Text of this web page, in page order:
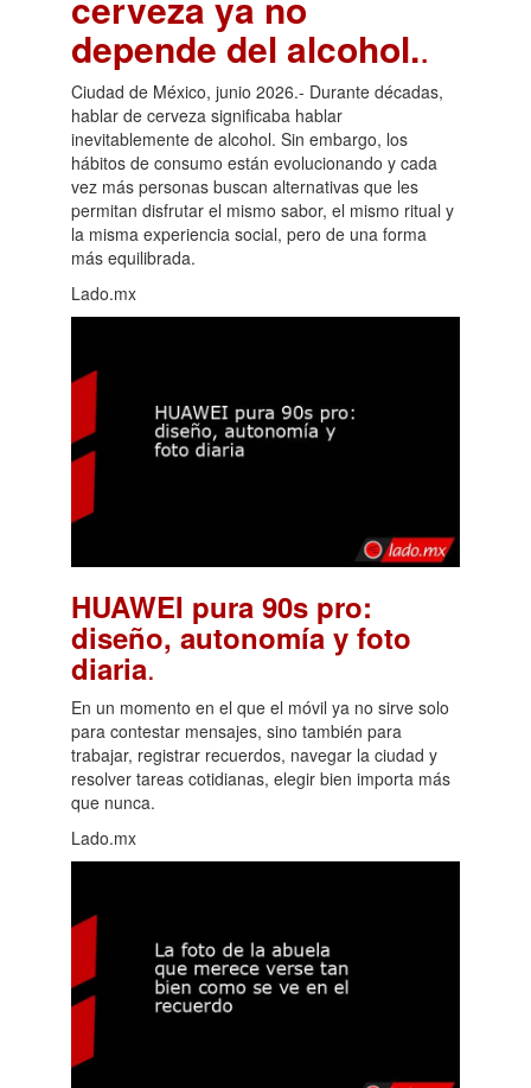
depende del alcohol..
Ciudad de México, junio 2026.- Durante décadas,
hablar de cerveza significaba hablar
inevitablemente de alcohol. Sin embargo, los
hábitos de consumo están evolucionando y cada
vez más personas buscan alternativas que les
permitan disfrutar el mismo sabor, el mismo ritual y
la misma experiencia social, pero de una forma
más equilibrada.
Lado.mx
HUAWEI pura 90s pro:
diseño, autonomía y foto
diaria.
En un momento en el que el móvil ya no sirve solo
para contestar mensajes, sino también para
trabajar, registrar recuerdos, navegar la ciudad y
resolver tareas cotidianas, elegir bien importa más
que nunca.
Lado.mx